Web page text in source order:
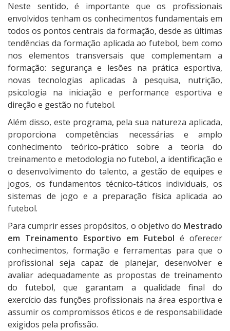
Neste sentido, é importante que os profissionais
envolvidos tenham os conhecimentos fundamentais em
todos os pontos centrais da formação, desde as últimas
tendências da formação aplicada ao futebol, bem como
nos elementos transversais que complementam a
formação: segurança e lesões na prática esportiva,
novas tecnologias aplicadas à pesquisa, nutrição,
psicologia na iniciação e performance esportiva e
direção e gestão no futebol.
Além disso, este programa, pela sua natureza aplicada,
proporciona competências necessárias e amplo
conhecimento teórico-prático sobre a teoria do
treinamento e metodologia no futebol, a identificação e
o desenvolvimento do talento, a gestão de equipes e
jogos, os fundamentos técnico-táticos individuais, os
sistemas de jogo e a preparação física aplicada ao
futebol.
Para cumprir esses propósitos, o objetivo do Mestrado
em Treinamento Esportivo em Futebol é oferecer
conhecimentos, formação e ferramentas para que o
profissional seja capaz de planejar, desenvolver e
avaliar adequadamente as propostas de treinamento
do futebol, que garantam a qualidade final do
exercício das funções profissionais na área esportiva e
assumir os compromissos éticos e de responsabilidade
exigidos pela profissão.